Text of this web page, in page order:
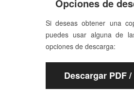
Opciones de
Si deseas obtener una
puedes usar alguna de
opciones de descarga:
Descargar PDF /